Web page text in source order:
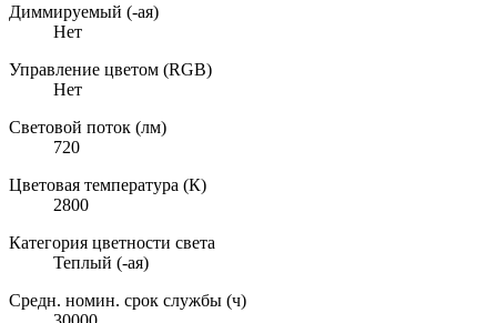
Диммируемый (-ая)
Нет
Управление цветом (RGB)
Нет
Световой поток (лм)
720
Цветовая температура (К)
2800
Категория цветности света
Теплый (-ая)
Средн. номин. срок службы (ч)